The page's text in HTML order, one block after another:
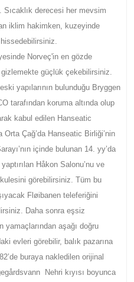
Sıcaklık derecesi her mevsim
iklim hakimken, kuzeyinde
Norveç'in en gözde
gizlemekte güçlük çekebilirsiniz.
yapılarının bulunduğu Bryggen
tarafından koruma altında olup
kabul edilen Hanseatic
Çağ’da Hanseatic Birliği’nin
içinde bulunan 14. yy’da
Håkon Salonu’nu ve
görebilirsiniz. Tüm bu
Fløibanen teleferiğini
Daha sonra eşsiz
yamaçlarından aşağı doğru
evleri görebilir, balık pazarına
buraya nakledilen orijinal
Nehri kıyısı boyunca